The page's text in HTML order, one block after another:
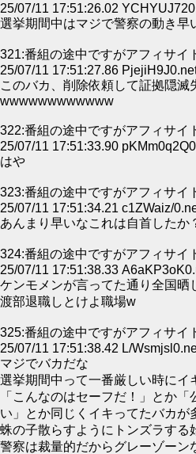
25/07/11 17:51:26.02
選挙期間中はマジで警察の動き早
321:番組の途中ですがアフィサイ
25/07/11 17:51:27.86
このバカ、削除依頼して証拠隠滅
wwwwwwwwwwww
322:番組の途中ですがアフィサイ
25/07/11 17:51:33.90
はや
323:番組の途中ですがアフィサイ
25/07/11 17:51:34.21 c1ZWaiz/
あんまり早いなこれは自首したか
324:番組の途中ですがアフィサイ
25/07/11 17:51:38.33
ケンモメンが言ってた通り全国晒
渡部退職しとけよ職場w
325:番組の途中ですがアフィサイ
25/07/11 17:51:38.42 L/
マジでバカだな
選挙期間中って一番厳しい時にイ
「こんなのはセーフだ！」とか
い」とか同じくイキってたバカが
蛛の子散らすようにトンズラする
警察は裁量的だからグレーゾーン